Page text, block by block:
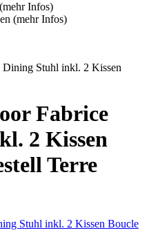
mehr Infos)
(mehr Infos)
Dining Stuhl inkl. 2 Kissen
Fabrice
2 Kissen
Terre